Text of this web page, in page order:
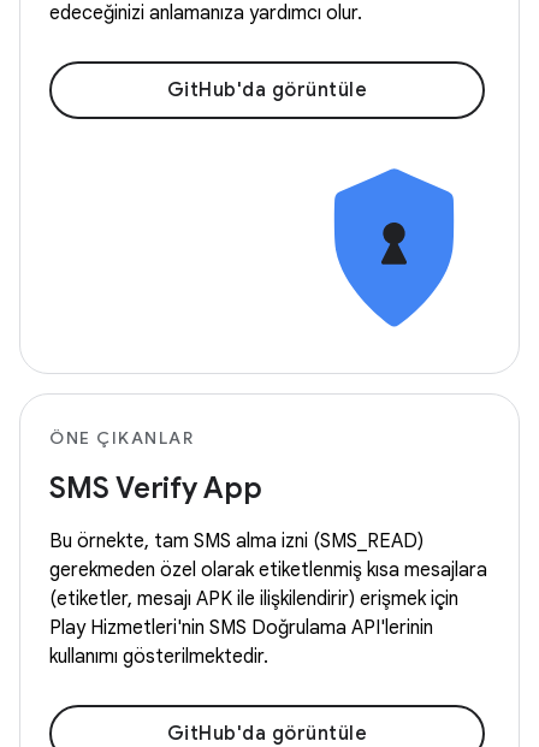
edeceğinizi anlamanıza yardımcı olur.
GitHub'da görüntüle
ÖNE ÇIKANLAR
SMS Verify App
Bu örnekte, tam SMS alma izni (SMS_READ)
gerekmeden özel olarak etiketlenmiş kısa mesajlara
(etiketler, mesajı APK ile ilişkilendirir) erişmek için
Play Hizmetleri'nin SMS Doğrulama API'lerinin
kullanımı gösterilmektedir.
GitHub'da görüntüle